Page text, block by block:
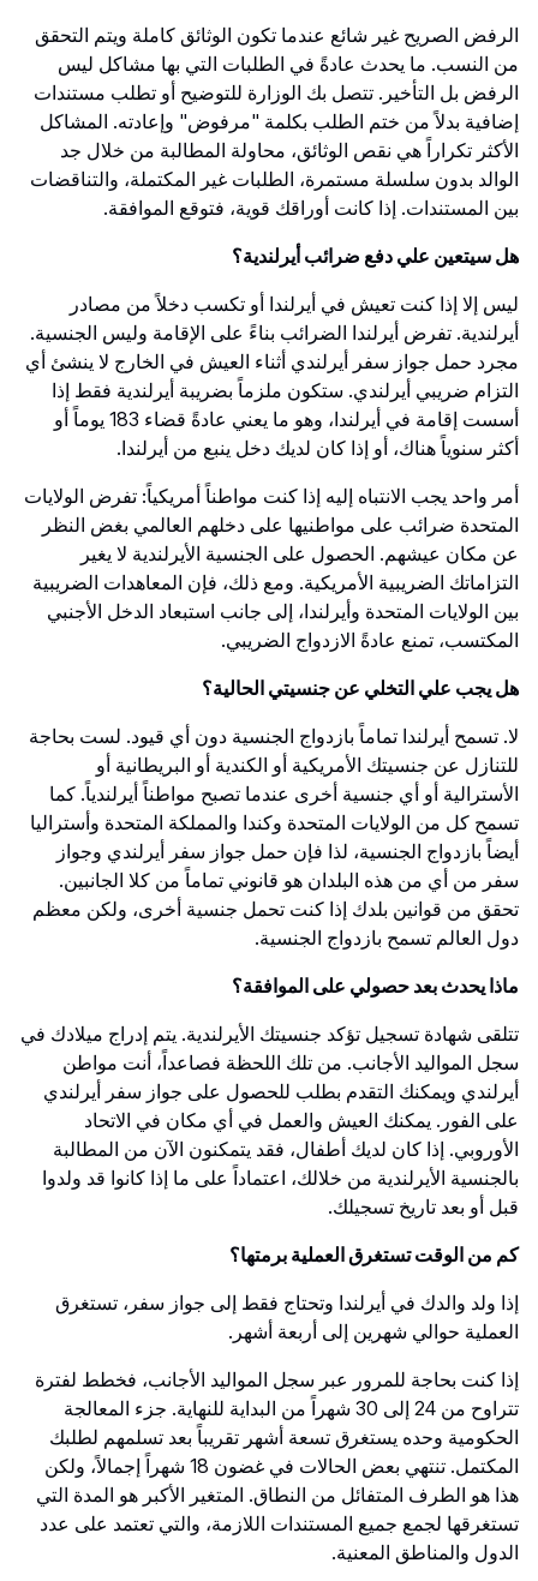
الرفض الصريح غير شائع عندما تكون الوثائق كاملة ويتم التحقق
من النسب. ما يحدث عادةً في الطلبات التي بها مشاكل ليس
الرفض بل التأخير. تتصل بك الوزارة للتوضيح أو تطلب مستندات
إضافية بدلاً من ختم الطلب بكلمة "مرفوض" وإعادته. المشاكل
الأكثر تكراراً هي نقص الوثائق، محاولة المطالبة من خلال جد
الوالد بدون سلسلة مستمرة، الطلبات غير المكتملة، والتناقضات
بين المستندات. إذا كانت أوراقك قوية، فتوقع الموافقة.
هل سيتعين علي دفع ضرائب أيرلندية؟
ليس إلا إذا كنت تعيش في أيرلندا أو تكسب دخلاً من مصادر
أيرلندية. تفرض أيرلندا الضرائب بناءً على الإقامة وليس الجنسية.
مجرد حمل جواز سفر أيرلندي أثناء العيش في الخارج لا ينشئ أي
التزام ضريبي أيرلندي. ستكون ملزماً بضريبة أيرلندية فقط إذا
أسست إقامة في أيرلندا، وهو ما يعني عادةً قضاء 183 يوماً أو
أكثر سنوياً هناك، أو إذا كان لديك دخل ينبع من أيرلندا.
أمر واحد يجب الانتباه إليه إذا كنت مواطناً أمريكياً: تفرض الولايات
المتحدة ضرائب على مواطنيها على دخلهم العالمي بغض النظر
عن مكان عيشهم. الحصول على الجنسية الأيرلندية لا يغير
التزاماتك الضريبية الأمريكية. ومع ذلك، فإن المعاهدات الضريبية
بين الولايات المتحدة وأيرلندا، إلى جانب استبعاد الدخل الأجنبي
المكتسب، تمنع عادةً الازدواج الضريبي.
هل يجب علي التخلي عن جنسيتي الحالية؟
لا. تسمح أيرلندا تماماً بازدواج الجنسية دون أي قيود. لست بحاجة
للتنازل عن جنسيتك الأمريكية أو الكندية أو البريطانية أو
الأسترالية أو أي جنسية أخرى عندما تصبح مواطناً أيرلندياً. كما
تسمح كل من الولايات المتحدة وكندا والمملكة المتحدة وأستراليا
أيضاً بازدواج الجنسية، لذا فإن حمل جواز سفر أيرلندي وجواز
سفر من أي من هذه البلدان هو قانوني تماماً من كلا الجانبين.
تحقق من قوانين بلدك إذا كنت تحمل جنسية أخرى، ولكن معظم
دول العالم تسمح بازدواج الجنسية.
ماذا يحدث بعد حصولي على الموافقة؟
تتلقى شهادة تسجيل تؤكد جنسيتك الأيرلندية. يتم إدراج ميلادك في
سجل المواليد الأجانب. من تلك اللحظة فصاعداً، أنت مواطن
أيرلندي ويمكنك التقدم بطلب للحصول على جواز سفر أيرلندي
على الفور. يمكنك العيش والعمل في أي مكان في الاتحاد
الأوروبي. إذا كان لديك أطفال، فقد يتمكنون الآن من المطالبة
بالجنسية الأيرلندية من خلالك، اعتماداً على ما إذا كانوا قد ولدوا
قبل أو بعد تاريخ تسجيلك.
كم من الوقت تستغرق العملية برمتها؟
إذا ولد والدك في أيرلندا وتحتاج فقط إلى جواز سفر، تستغرق
العملية حوالي شهرين إلى أربعة أشهر.
إذا كنت بحاجة للمرور عبر سجل المواليد الأجانب، فخطط لفترة
تتراوح من 24 إلى 30 شهراً من البداية للنهاية. جزء المعالجة
الحكومية وحده يستغرق تسعة أشهر تقريباً بعد تسلمهم لطلبك
المكتمل. تنتهي بعض الحالات في غضون 18 شهراً إجمالاً، ولكن
هذا هو الطرف المتفائل من النطاق. المتغير الأكبر هو المدة التي
تستغرقها لجمع جميع المستندات اللازمة، والتي تعتمد على عدد
الدول والمناطق المعنية.